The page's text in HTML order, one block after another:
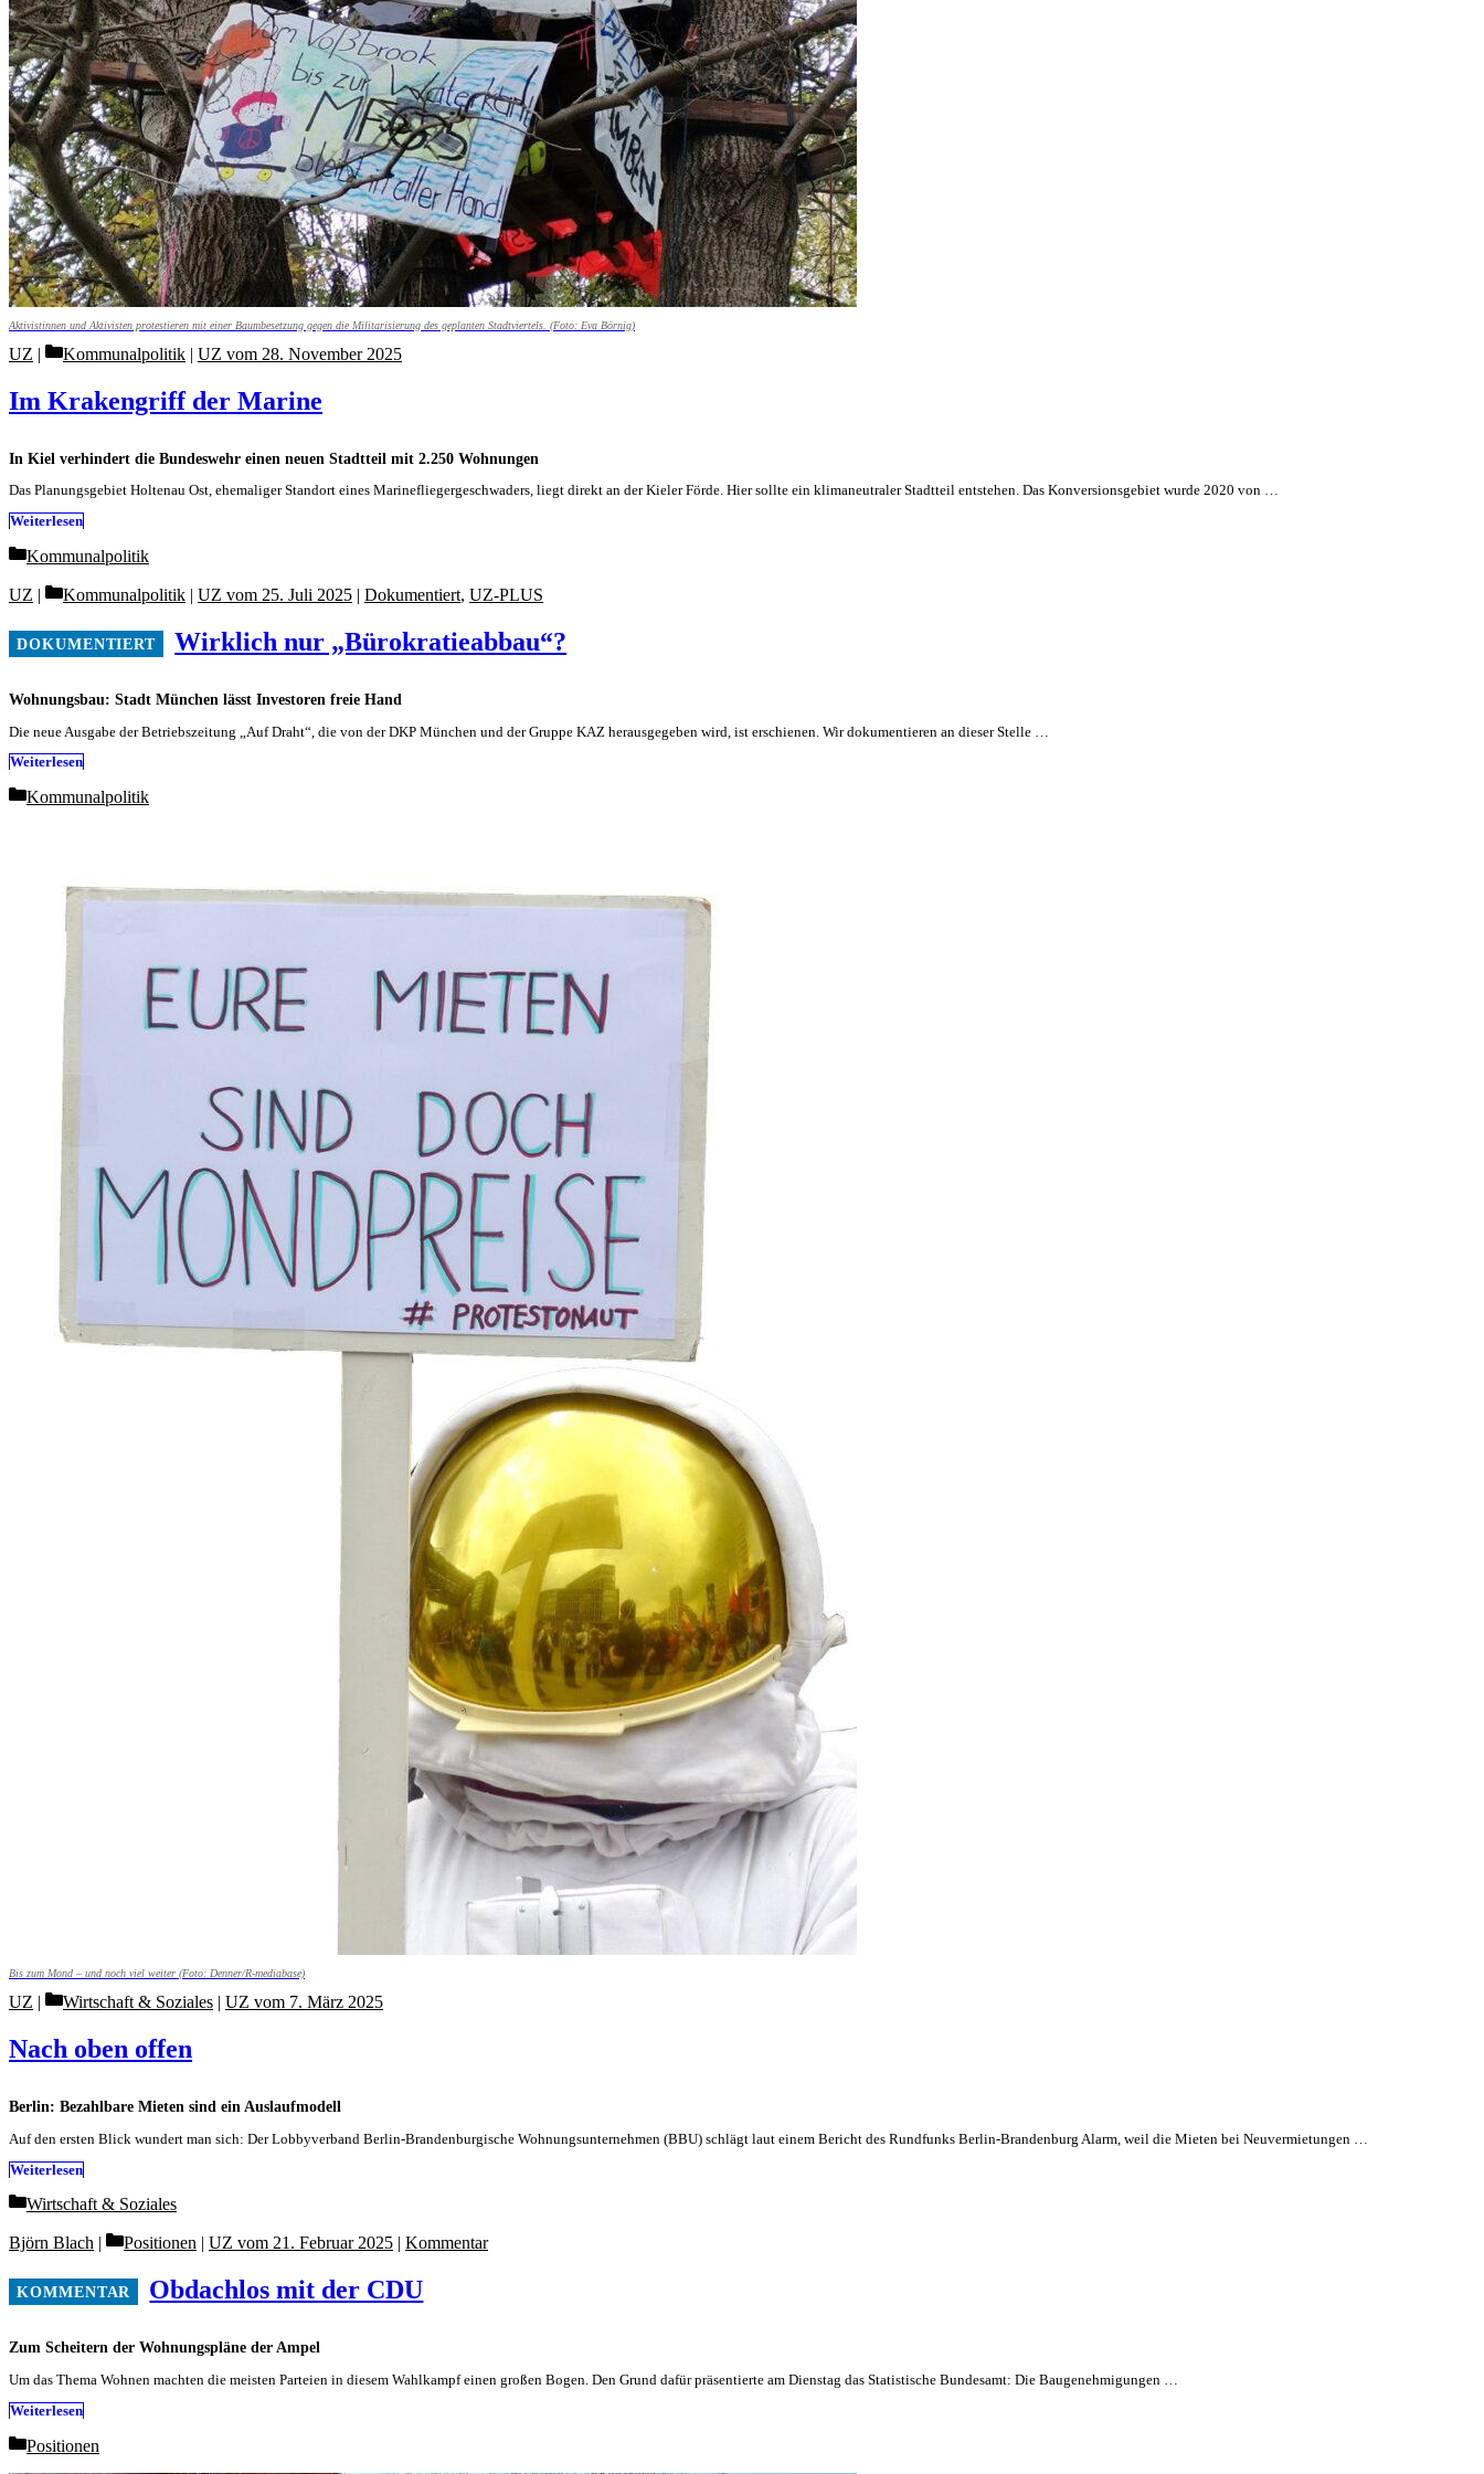
Aktivistinnen und Aktivisten protestieren mit einer Baumbesetzung gegen die Militarisierung des geplanten Stadtviertels. (Foto: Eva Börnig)
In Kiel verhindert die Bundeswehr einen neuen Stadtteil mit 2.250 Wohnungen
Im Krakengriff der Marine
UZ Categories
Kommunalpolitik | UZ vom 28. November 2025
Das Planungsgebiet Holtenau Ost, ehemaliger Standort eines Marinefliegergeschwaders, liegt direkt an der Kieler Förde. Hier sollte ein klimaneutraler Stadtteil entstehen. Das Konversionsgebiet wurde 2020 von …
Weiterlesen
Categories
Kommunalpolitik
Wohnungsbau: Stadt München lässt Investoren freie Hand
Wirklich nur „Bürokratieabbau“?
UZ Categories
Kommunalpolitik | UZ vom 25. Juli 2025 | Dokumentiert, UZ-PLUS
Die neue Ausgabe der Betriebszeitung „Auf Draht“, die von der DKP München und der Gruppe KAZ herausgegeben wird, ist erschienen. Wir dokumentieren an dieser Stelle …
Weiterlesen
Categories
Kommunalpolitik
Bis zum Mond – und noch viel weiter (Foto: Denner/R-mediabase)
Berlin: Bezahlbare Mieten sind ein Auslaufmodell
Nach oben offen
UZ Categories
Wirtschaft & Soziales | UZ vom 7. März 2025
Auf den ersten Blick wundert man sich: Der Lobbyverband Berlin-Brandenburgische Wohnungsunternehmen (BBU) schlägt laut einem Bericht des Rundfunks Berlin-Brandenburg Alarm, weil die Mieten bei Neuvermietungen …
Weiterlesen
Categories
Wirtschaft & Soziales
Zum Scheitern der Wohnungspläne der Ampel
Obdachlos mit der CDU
Björn Blach Categories
Positionen | UZ vom 21. Februar 2025 | Kommentar
Um das Thema Wohnen machten die meisten Parteien in diesem Wahlkampf einen großen Bogen. Den Grund dafür präsentierte am Dienstag das Statistische Bundesamt: Die Baugenehmigungen …
Weiterlesen
Categories
Positionen